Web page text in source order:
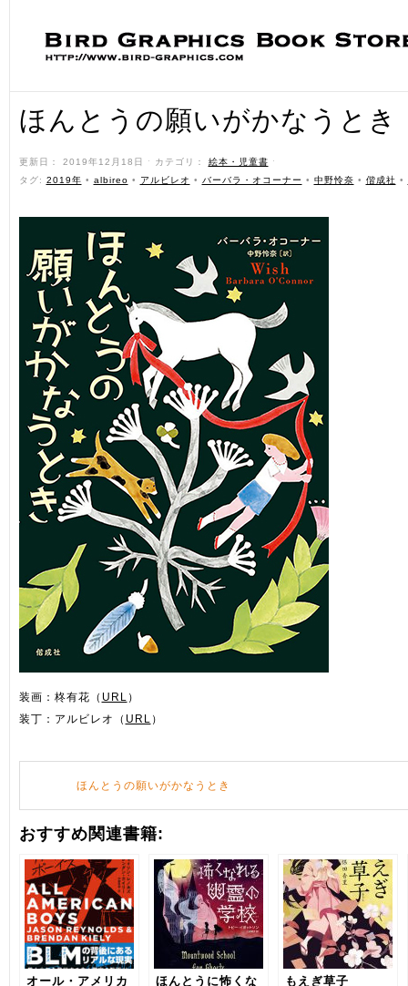
ほんとうの願いがかなうとき
更新日： 2019年12月18日 ˑ カテゴリ： 絵本・児童書 ˑ
タグ: 2019年 • albireo • アルビレオ • バーバラ・オコーナー • 中野怜奈 • 偕成社 •
装画：柊有花（ URL ）
装丁：アルビレオ（ URL ）
ほんとうの願いがかなうとき
おすすめ関連書籍:
オール・アメリカ
ほんとうに怖くな
もえぎ草子